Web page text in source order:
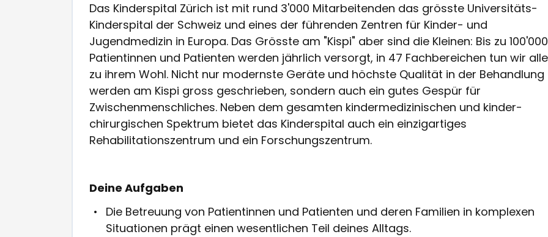
Das Kinderspital Zürich ist mit rund 3'000 Mitarbeitenden das grösste Universitäts-
Kinderspital der Schweiz und eines der führenden Zentren für Kinder- und
Jugendmedizin in Europa. Das Grösste am "Kispi" aber sind die Kleinen: Bis zu 100'000
Patientinnen und Patienten werden jährlich versorgt, in 47 Fachbereichen tun wir
zu ihrem Wohl. Nicht nur modernste Geräte und höchste Qualität in der Behandlung
werden am Kispi gross geschrieben, sondern auch ein gutes Gespür für
Zwischenmenschliches. Neben dem gesamten kindermedizinischen und kinder-
chirurgischen Spektrum bietet das Kinderspital auch ein einzigartiges
Rehabilitationszentrum und ein Forschungszentrum.
Deine Aufgaben
Die Betreuung von Patientinnen und Patienten und deren Familien in komplexen
Situationen prägt einen wesentlichen Teil deines Alltags.